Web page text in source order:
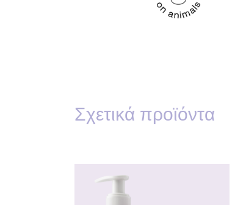
Σχετικά προϊόντα